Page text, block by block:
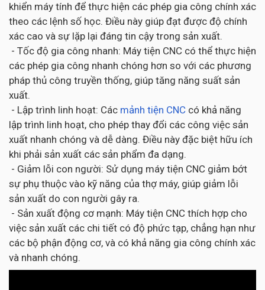
khiển máy tính để thực hiện các phép gia công chính xác
theo các lệnh số học. Điều này giúp đạt được độ chính
xác cao và sự lặp lại đáng tin cậy trong sản xuất.
- Tốc độ gia công nhanh: Máy tiện CNC có thể thực hiện
các phép gia công nhanh chóng hơn so với các phương
pháp thủ công truyền thống, giúp tăng năng suất sản
xuất.
- Lập trình linh hoạt: Các mảnh tiện CNC có khả năng
lập trình linh hoạt, cho phép thay đổi các công việc sản
xuất nhanh chóng và dễ dàng. Điều này đặc biệt hữu ích
khi phải sản xuất các sản phẩm đa dạng.
- Giảm lỗi con người: Sử dụng máy tiện CNC giảm bớt
sự phụ thuộc vào kỹ năng của thợ máy, giúp giảm lỗi
sản xuất do con người gây ra.
- Sản xuất động cơ mạnh: Máy tiện CNC thích hợp cho
việc sản xuất các chi tiết có độ phức tạp, chẳng hạn như
các bộ phận động cơ, và có khả năng gia công chính xác
và nhanh chóng.